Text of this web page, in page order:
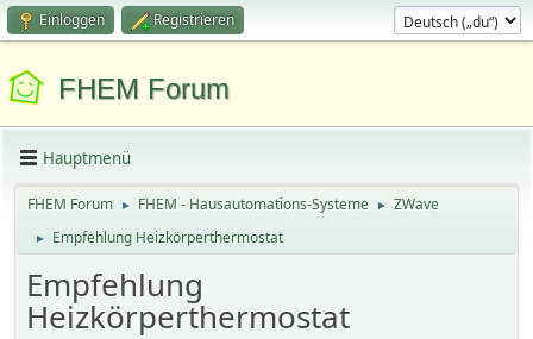
Einloggen Registrieren
FHEM Forum
Hauptmenü
FHEM Forum ► FHEM - Hausautomations-Systeme ► ZWave
► Empfehlung Heizkörperthermostat
Empfehlung
Heizkörperthermostat